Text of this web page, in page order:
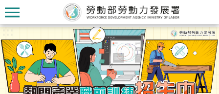
跳到主要內容區塊
:::
:::